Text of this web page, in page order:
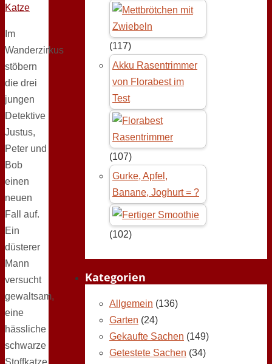
Im
Wanderzirkus
stöbern
die drei
jungen
Detektive
Justus,
Peter und
Bob
einen
neuen
Fall auf.
Ein
düsterer
Mann
versucht
gewaltsam,
eine
hässliche
schwarze
Stoffkatze,
(117)
Akku Rasentrimmer
von Florabest im
Test
(107)
Gurke, Apfel,
Banane, Joghurt = ?
(102)
Kategorien
Allgemein (136)
Garten (24)
Gekaufte Sachen (149)
Getestete Sachen (34)